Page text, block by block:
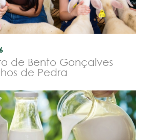
de Bento Gonçalves
de Pedra